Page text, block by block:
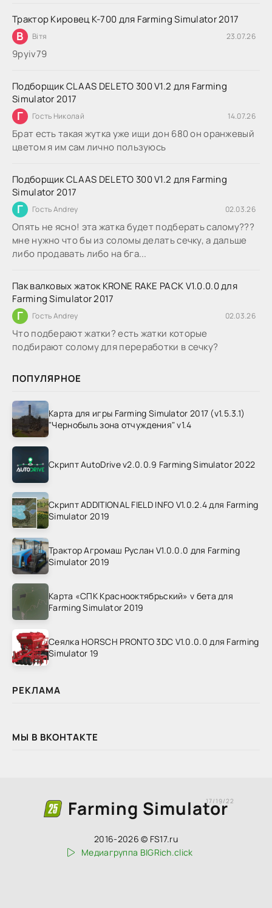
Трактор Кировец К-700 для Farming Simulator 2017
В Вітя 23.07.26
9руіv79
Подборщик CLAAS DELETO 300 V1.2 для Farming
Simulator 2017
Г Гость Николай 14.07.26
Брат есть такая жутка уже ищи дон 680 он оранжевый
цветом я им сам лично пользуюсь
Подборщик CLAAS DELETO 300 V1.2 для Farming
Simulator 2017
Г Гость Andrey 02.03.26
Опять не ясно! эта жатка будет подберать салому???
мне нужно что бы из соломы делать сечку, а дальше
либо продавать либо на бга...
Пак валковых жаток KRONE RAKE PACK V1.0.0.0 для
Farming Simulator 2017
Г Гость Andrey 02.03.26
Что подберают жатки? есть жатки которые
подбирают солому для переработки в сечку?
ПОПУЛЯРНОЕ
Карта для игры Farming Simulator 2017 (v1.5.3.1)
"Чернобыль зона отчуждения" v1.4
Скрипт AutoDrive v2.0.0.9 Farming Simulator 2022
Скрипт ADDITIONAL FIELD INFO V1.0.2.4 для Farming
Simulator 2019
Трактор Агромаш Руслан V1.0.0.0 для Farming
Simulator 2019
Карта «СПК Краснооктябрьский» v бета для
Farming Simulator 2019
Сеялка HORSCH PRONTO 3DC V1.0.0.0 для Farming
Simulator 19
РЕКЛАМА
МЫ В ВКОНТАКТЕ
Farming Simulator
17/19/22
2016-2026 © FS17.ru
Медиагруппа BIGRich.click